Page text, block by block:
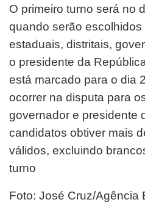
O primeiro turno será no
quando serão
estaduais, distritais,
o presidente da
está marcado para o dia
ocorrer na disputa para
governador e presidente
candidatos obtiver mais
válidos, excluindo
turno
Foto: José Cruz/Agência